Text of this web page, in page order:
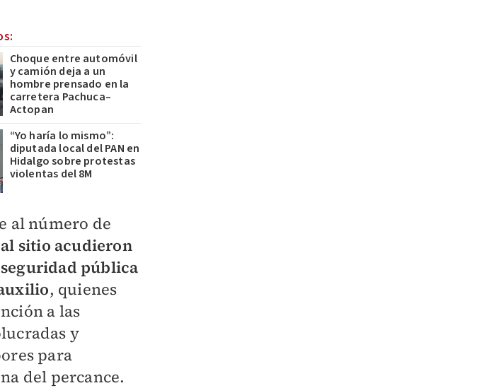
Choque entre automóvil
y camión deja a un
hombre prensado en la
carretera Pachuca–
Actopan
“Yo haría lo mismo”:
diputada local del PAN en
Hidalgo sobre protestas
violentas del 8M
al número de
al sitio acudieron
pública
, quienes
a las
y
para
del percance.